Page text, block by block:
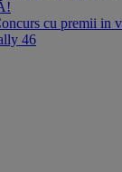
cu premii in
46